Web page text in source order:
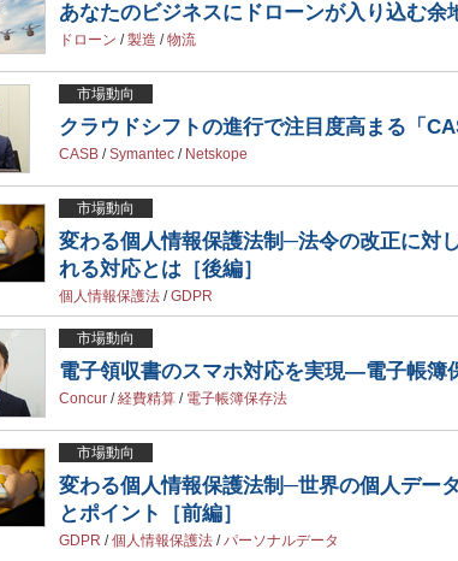
あなたのビジネスにドローンが入り込む余
ドローン /製造 /物流
市場動向
クラウドシフトの進行で注目度高まる「
CASB /Symantec / Netskope
市場動向
変わる個人情報保護法制─法令の改正に対
れる対応とは［後編］
個人情報保護法 /GDPR
市場動向
電子領収書のスマホ対応を実現―電子帳簿
Concur /経費精算 / 電子帳簿保存法
市場動向
変わる個人情報保護法制─世界の個人デー
とポイント［前編］
GDPR /個人情報保護法 /パーソナルデータ